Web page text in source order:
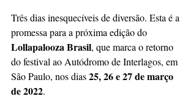
Três dias inesquecíveis de diversão. Esta é a
promessa para a próxima edição do
Lollapalooza Brasil, que marca o retorno
do festival ao Autódromo de Interlagos, em
São Paulo, nos dias 25, 26 e 27 de março
de 2022.